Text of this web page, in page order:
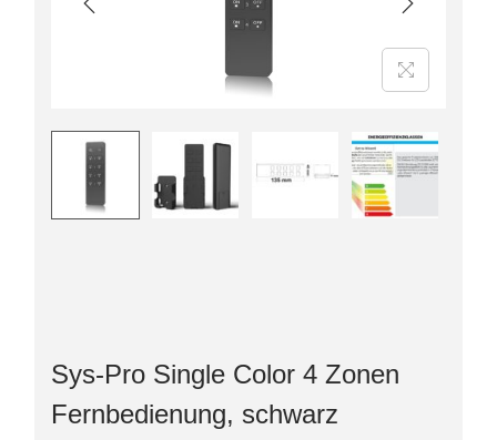
Sys-Pro Single Color 4 Zonen
Fernbedienung, schwarz